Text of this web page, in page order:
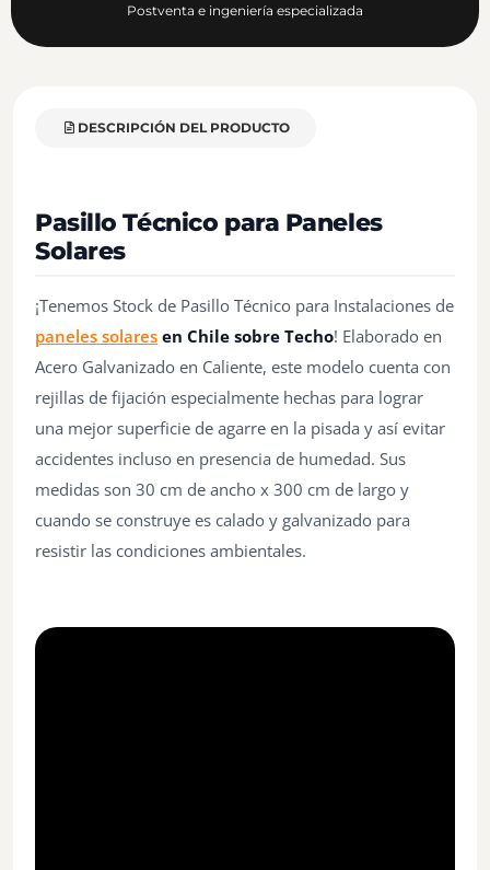
Postventa e ingeniería especializada
DESCRIPCIÓN DEL PRODUCTO
Pasillo Técnico para Paneles
Solares
¡Tenemos Stock de Pasillo Técnico para Instalaciones de
paneles solares en Chile sobre Techo! Elaborado en
Acero Galvanizado en Caliente, este modelo cuenta con
rejillas de fijación especialmente hechas para lograr
una mejor superficie de agarre en la pisada y así evitar
accidentes incluso en presencia de humedad. Sus
medidas son 30 cm de ancho x 300 cm de largo y
cuando se construye es calado y galvanizado para
resistir las condiciones ambientales.